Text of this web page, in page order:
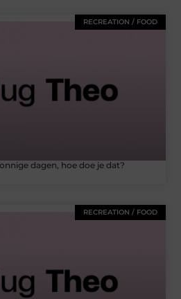
RECREATION / FOOD
dagen, hoe doe je dat?
RECREATION / FOOD